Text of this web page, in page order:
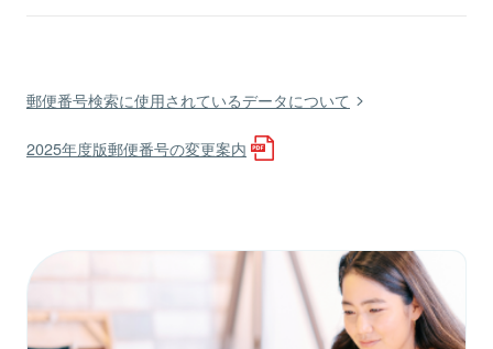
郵便番号検索に使用されているデータについて
2025年度版郵便番号の変更案内